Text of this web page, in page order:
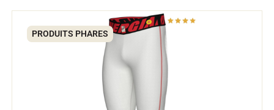
PRODUITS PHARES